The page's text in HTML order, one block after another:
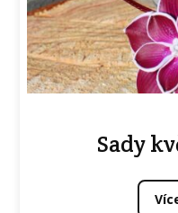
Sady